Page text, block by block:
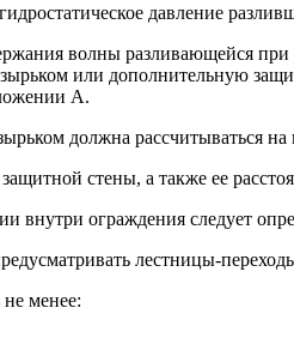
давление
волны разливающейся при
или дополнительную
А.
должна рассчитываться
стены, а также ее
внутри ограждения следует
лестницы-
менее: